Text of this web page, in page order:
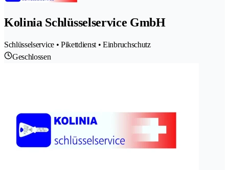
Kolinia Schlüsselservice GmbH
Schlüsselservice • Pikettdienst • Einbruchschutz
Geschlossen